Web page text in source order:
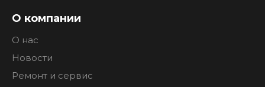
О компании
О нас
Новости
Ремонт и сервис